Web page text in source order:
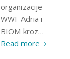
organizacije
WWF Adria i
BIOM kroz…
Read more